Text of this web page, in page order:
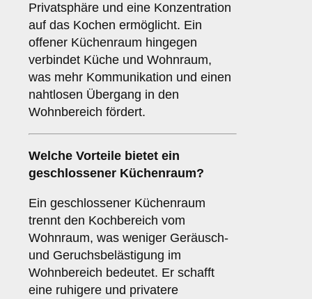
Privatsphäre und eine Konzentration
auf das Kochen ermöglicht. Ein
offener Küchenraum hingegen
verbindet Küche und Wohnraum,
was mehr Kommunikation und einen
nahtlosen Übergang in den
Wohnbereich fördert.
Welche Vorteile bietet ein
geschlossener Küchenraum?
Ein geschlossener Küchenraum
trennt den Kochbereich vom
Wohnraum, was weniger Geräusch-
und Geruchsbelästigung im
Wohnbereich bedeutet. Er schafft
eine ruhigere und privatere